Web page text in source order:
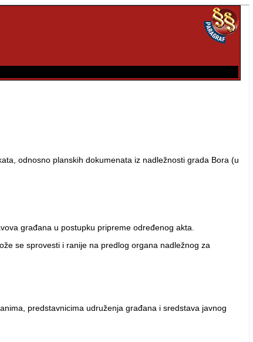
odnosno planskih dokumenata iz nadležnosti grada Bora (u
građana u postupku pripreme određenog akta.
se sprovesti i ranije na predlog organa nadležnog za
predstavnicima udruženja građana i sredstava javnog